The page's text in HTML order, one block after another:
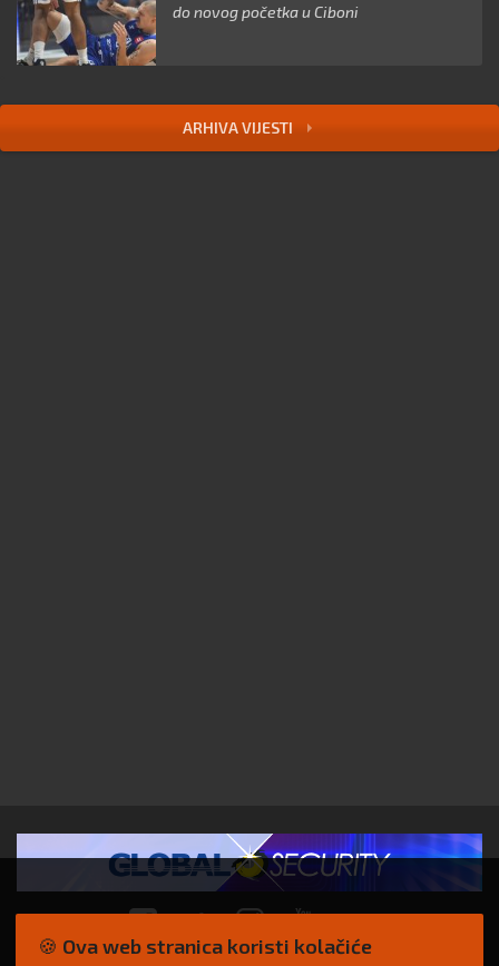
do novog početka u Ciboni
ARHIVA VIJESTI
🍪 Ova web stranica koristi kolačiće